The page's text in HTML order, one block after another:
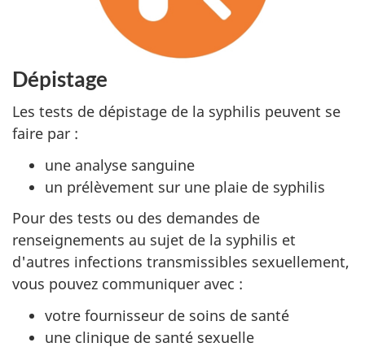
Dépistage
Les tests de dépistage de la syphilis peuvent se
faire par :
une analyse sanguine
un prélèvement sur une plaie de syphilis
Pour des tests ou des demandes de
renseignements au sujet de la syphilis et
d'autres infections transmissibles sexuellement,
vous pouvez communiquer avec :
votre fournisseur de soins de santé
une clinique de santé sexuelle